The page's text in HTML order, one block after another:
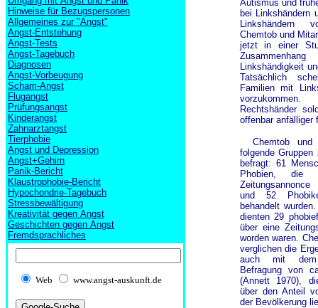
Hinweise für Bezugspersonen
Allgemeines zur "Angst"
Angst-Entstehung
Angst-Tests
Angst-Tagebuch
Diagnosen
Angst-Vorbeugung
Scham-Angst
Flugangst
Prüfungsangst
Kinderangst
Zahnarztangst
Tierphobie
Angst und Depression
Angst+Gehirn
Panik-Bericht
Klaustrophobie-Bericht
Hypochondrie-Tagebuch
Stressbewältigung
Kreativität gegen Angst
Geschichten gegen Angst
Fremdsprachliches
Web www.angst-auskunft.de
Autismus und
bei Linkshändern
Linkshändern
Chemtob und
jetzt in einer
Linkshändigkeit
Tatsächlich
Familien mit
Rechtshänder
offenbar anfälliger
Chemtob und
folgende
befragt: 61
Phobien,
und 52
behandelt
dienten 29
über eine
worden waren.
verglichen die
auch mit
Befragung von
(Annett 1970),
über den Anteil
der Bevölkerung